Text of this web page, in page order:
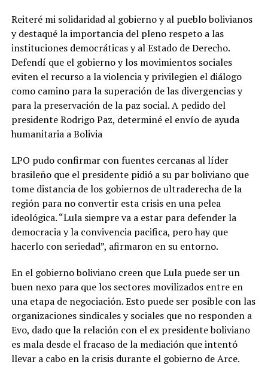
Reiteré mi solidaridad al gobierno y al pueblo bolivianos
y destaqué la importancia del pleno respeto a las
instituciones democráticas y al Estado de Derecho.
Defendí que el gobierno y los movimientos sociales
eviten el recurso a la violencia y privilegien el diálogo
como camino para la superación de las divergencias y
para la preservación de la paz social. A pedido del
presidente Rodrigo Paz, determiné el envío de ayuda
humanitaria a Bolivia
LPO pudo confirmar con fuentes cercanas al líder
brasileño que el presidente pidió a su par boliviano que
tome distancia de los gobiernos de ultraderecha de la
región para no convertir esta crisis en una pelea
ideológica. “Lula siempre va a estar para defender la
democracia y la convivencia pacifica, pero hay que
hacerlo con seriedad”, afirmaron en su entorno.
En el gobierno boliviano creen que Lula puede ser un
buen nexo para que los sectores movilizados entre en
una etapa de negociación. Esto puede ser posible con las
organizaciones sindicales y sociales que no responden a
Evo, dado que la relación con el ex presidente boliviano
es mala desde el fracaso de la mediación que intentó
llevar a cabo en la crisis durante el gobierno de Arce.